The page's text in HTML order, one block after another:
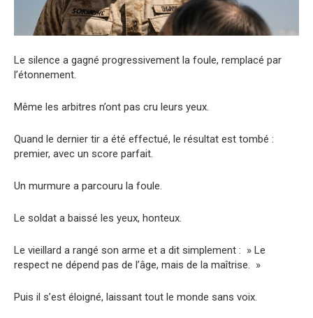
Le silence a gagné progressivement la foule, remplacé par
l’étonnement.
Même les arbitres n’ont pas cru leurs yeux.
Quand le dernier tir a été effectué, le résultat est tombé :
premier, avec un score parfait.
Un murmure a parcouru la foule.
Le soldat a baissé les yeux, honteux.
Le vieillard a rangé son arme et a dit simplement : » Le
respect ne dépend pas de l’âge, mais de la maîtrise. »
Puis il s’est éloigné, laissant tout le monde sans voix.